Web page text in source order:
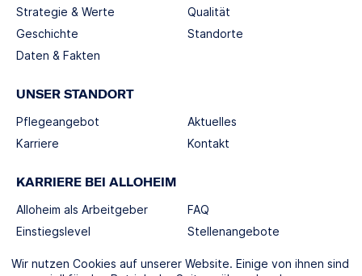
Strategie & Werte
Geschichte
Daten & Fakten
Qualität
Standorte
UNSER STANDORT
Pflegeangebot
Karriere
Aktuelles
Kontakt
KARRIERE BEI ALLOHEIM
Alloheim als Arbeitgeber
Einstiegslevel
FAQ
Stellenangebote
Wir nutzen Cookies auf unserer Website. Einige von ihnen sind